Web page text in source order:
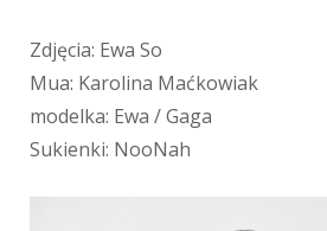
Zdjęcia: Ewa So
Mua: Karolina Maćkowiak
modelka: Ewa / Gaga
Sukienki: NooNah